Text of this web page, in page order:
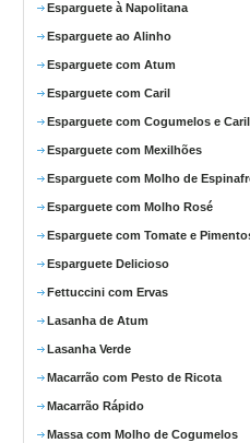
Esparguete à Napolitana
Esparguete ao Alinho
Esparguete com Atum
Esparguete com Caril
Esparguete com Cogumelos e Caril
Esparguete com Mexilhões
Esparguete com Molho de
Esparguete com Molho Rosé
Esparguete com Tomate e
Esparguete Delicioso
Fettuccini com Ervas
Lasanha de Atum
Lasanha Verde
Macarrão com Pesto de Ricota
Macarrão Rápido
Massa com Molho de Cogumelos